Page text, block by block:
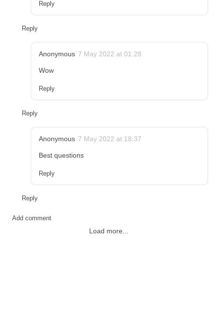
Reply
Reply
Anonymous 7 May 2022 at 01:28
Wow
Reply
Reply
Anonymous 7 May 2022 at 18:37
Best questions
Reply
Reply
Add comment
Load more...